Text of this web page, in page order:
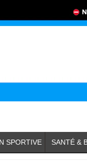
SPORTIVE SANTÉ &